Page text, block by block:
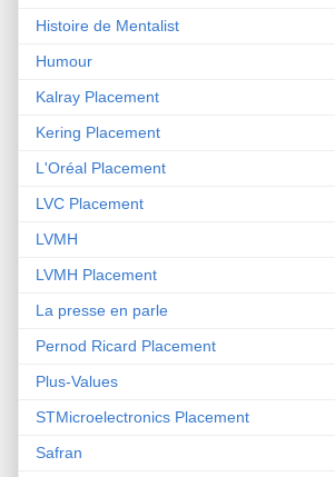
Histoire de Mentalist
Humour
Kalray Placement
Kering Placement
L'Oréal Placement
LVC Placement
LVMH
LVMH Placement
La presse en parle
Pernod Ricard Placement
Plus-Values
STMicroelectronics Placement
Safran